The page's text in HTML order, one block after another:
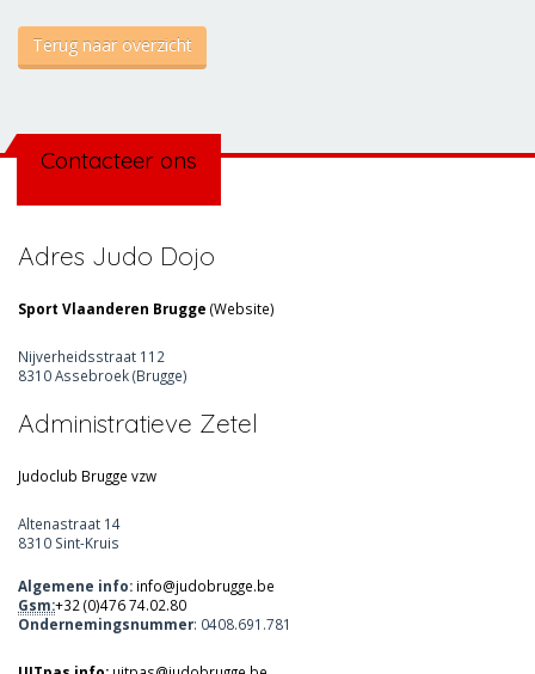
Terug naar overzicht
Contacteer ons
Adres Judo Dojo
Sport Vlaanderen Brugge (Website)
Nijverheidsstraat 112
8310 Assebroek (Brugge)
Administratieve Zetel
Judoclub Brugge vzw
Altenastraat 14
8310 Sint-Kruis
Algemene info: info@judobrugge.be
Gsm:+32 (0)476 74.02.80
Ondernemingsnummer: 0408.691.781